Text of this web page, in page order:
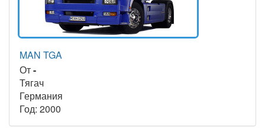
MAN TGA
От-
Тягач
Германия
Год: 2000